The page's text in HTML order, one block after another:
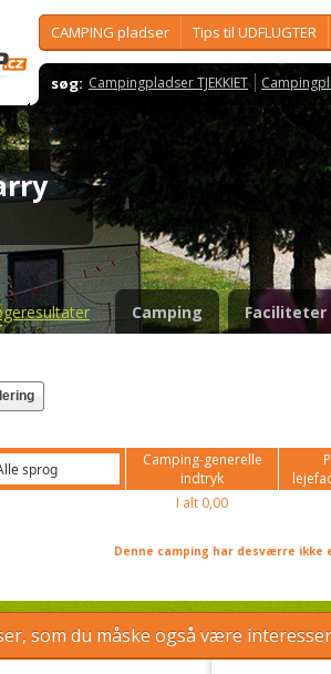
CAMPING pladser Tips til UDFLUGTER
søg: Campingpladser TJEKKIET
Camping Faciliteter
Camping-generelle
indtryk
I alt 0,00
Denne camping har desværre
som du måske også være